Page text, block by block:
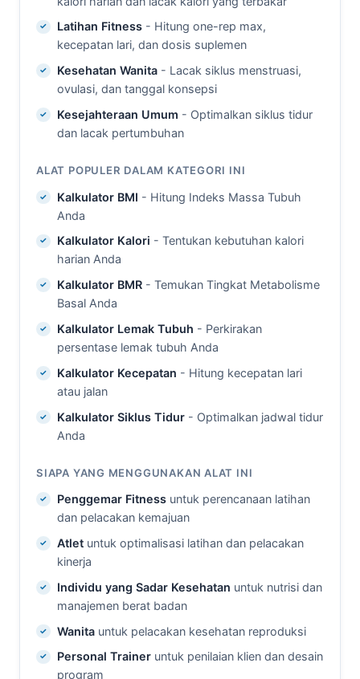
Latihan Fitness- Hitung one-rep max,
kecepatan lari, dan dosis suplemen
Kesehatan Wanita- Lacak siklus menstruasi,
ovulasi, dan tanggal konsepsi
Kesejahteraan Umum - Optimalkan siklus tidur
dan lacak pertumbuhan
ALAT POPULER DALAM KATEGORI INI
Kalkulator BMI - Hitung Indeks Massa Tubuh
Anda
Kalkulator Kalori - Tentukan kebutuhan kalori
harian Anda
Kalkulator BMR- Temukan Tingkat Metabolisme
Basal Anda
Kalkulator Lemak Tubuh - Perkirakan
persentase lemak tubuh Anda
Kalkulator Kecepatan - Hitung kecepatan lari
atau jalan
Kalkulator Siklus Tidur- Optimalkan jadwal tidur
Anda
SIAPA YANG MENGGUNAKAN ALAT INI
Penggemar Fitnessuntuk perencanaan latihan
dan pelacakan kemajuan
Atletuntuk optimalisasi latihan dan pelacakan
kinerja
Individu yang Sadar Kesehatan untuk nutrisi dan
manajemen berat badan
Wanitauntuk pelacakan kesehatan reproduksi
Personal Traineruntuk penilaian klien dan desain
program